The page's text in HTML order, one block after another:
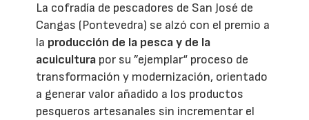
La cofradía de pescadores de San José de
Cangas (Pontevedra) se alzó con el premio a
la producción de la pesca y de la
acuicultura por su ”ejemplar“ proceso de
transformación y modernización, orientado
a generar valor añadido a los productos
pesqueros artesanales sin incrementar el